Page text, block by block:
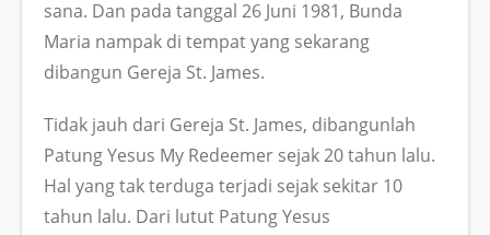
sana. Dan pada tanggal 26 Juni 1981, Bunda
Maria nampak di tempat yang sekarang
dibangun Gereja St. James.
Tidak jauh dari Gereja St. James, dibangunlah
Patung Yesus My Redeemer sejak 20 tahun lalu.
Hal yang tak terduga terjadi sejak sekitar 10
tahun lalu. Dari lutut Patung Yesus